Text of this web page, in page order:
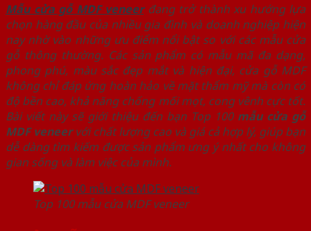
Mẫu cửa gỗ MDF veneerđang trở thành xu hướng lựa
chọn hàng đầu của nhiều gia đình và doanh nghiệp hiện
nay nhờ vào những ưu điểm nổi bật so với các mẫu cửa
gỗ thông thường. Các sản phẩm có mẫu mã đa dạng,
phong phú, màu sắc đẹp mắt và hiện đại, cửa gỗ MDF
không chỉ đáp ứng hoàn hảo về mặt thẩm mỹ mà còn có
độ bền cao, khả năng chống mối mọt, cong vênh cực tốt.
Bài viết này sẽ giới thiệu đến bạn Top 100 mẫu cửa gỗ
MDF veneervới chất lượng cao và giá cả hợp lý, giúp bạn
dễ dàng tìm kiếm được sản phẩm ưng ý nhất cho không
gian sống và làm việc của mình.
Top 100 mẫu cửa MDF veneer